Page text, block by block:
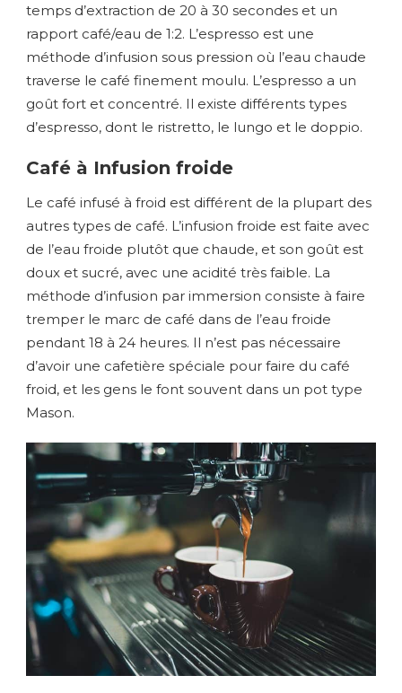
temps d’extraction de 20 à 30 secondes et un
rapport café/eau de 1:2. L’espresso est une
méthode d’infusion sous pression où l’eau chaude
traverse le café finement moulu. L’espresso a un
goût fort et concentré. Il existe différents types
d’espresso, dont le ristretto, le lungo et le doppio.
Café à Infusion froide
Le café infusé à froid est différent de la plupart des
autres types de café. L’infusion froide est faite avec
de l’eau froide plutôt que chaude, et son goût est
doux et sucré, avec une acidité très faible. La
méthode d’infusion par immersion consiste à faire
tremper le marc de café dans de l’eau froide
pendant 18 à 24 heures. Il n’est pas nécessaire
d’avoir une cafetière spéciale pour faire du café
froid, et les gens le font souvent dans un pot type
Mason.